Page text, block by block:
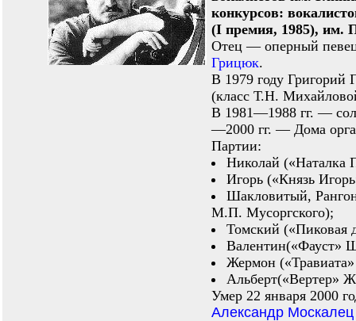
конкурсов:
(I премия, 1985), им.
Отец — оперный
Грицюк.
В 1979 году Григорий
(класс Т.Н.
В 1981—1988 гг. —
—2000 гг. — Дома
Партии:
Николай («Наталка
Игорь («Князь
Шакловитый,
М.П. Мусоргского);
Томский («Пиковая
Валентин(«Фауст»
Жермон
Альберт(«Вертер»
Умер 22 января 2000
Александр